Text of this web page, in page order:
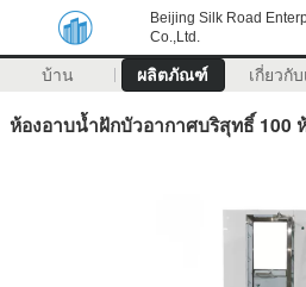
Beijing Silk Road
Co.,Ltd.
บ้าน ผลิตภัณฑ์ เกี่ยวกับ
ห้องอาบน้ำฝักบัวอากาศบริสุทธิ์ 100